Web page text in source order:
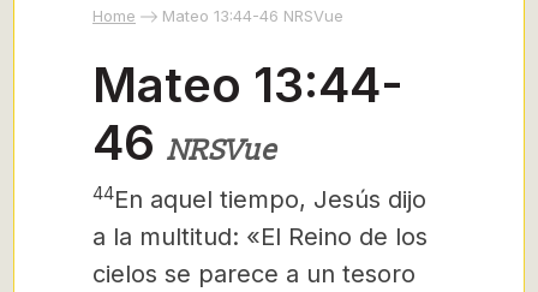
Home Mateo 13:44-46 NRSVue
Mateo 13:44-
46 NRSVue
44En aquel tiempo, Jesús dijo
a la multitud: «El Reino de los
cielos se parece a un tesoro